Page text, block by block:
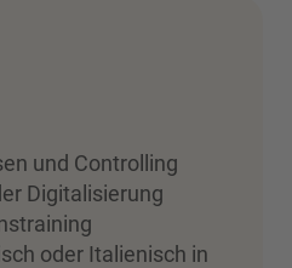
und Controlling
Digitalisierung
oder Italienisch in